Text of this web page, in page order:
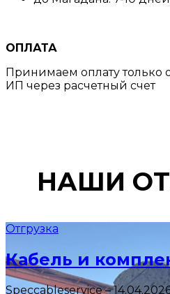
ОПЛАТА
Принимаем оплату
ИП через расчетный счет
НАШИ
Отгрузка
Кабель и
Speccableservice–